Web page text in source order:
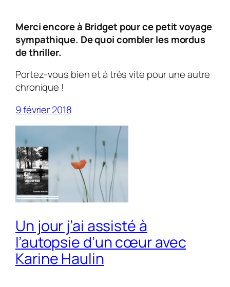
Merci encore à Bridget pour ce petit voyage
sympathique. De quoi combler les mordus
de thriller.
Portez-vous bien et à très vite pour une autre
chronique !
9 février 2018
Un jour j’ai assisté à
l’autopsie d’un cœur avec
Karine Haulin